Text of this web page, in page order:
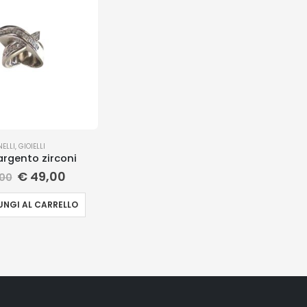
,GIOIELLI
zirconi
€49,00
AL CARRELLO